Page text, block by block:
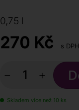
0,75 l
270 Kč s DPH
− +
Skladem více než 10 ks